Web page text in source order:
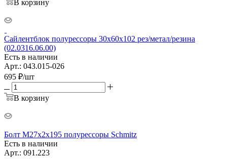
В корзину
Сайлентблок полурессоры 30x60x102 рез/метал/резина
(02.0316.06.00)
Есть в наличии
Арт.: 043.015-026
695 ₽/шт
В корзину
Болт M27х2х195 полурессоры Schmitz
Есть в наличии
Арт.: 091.223